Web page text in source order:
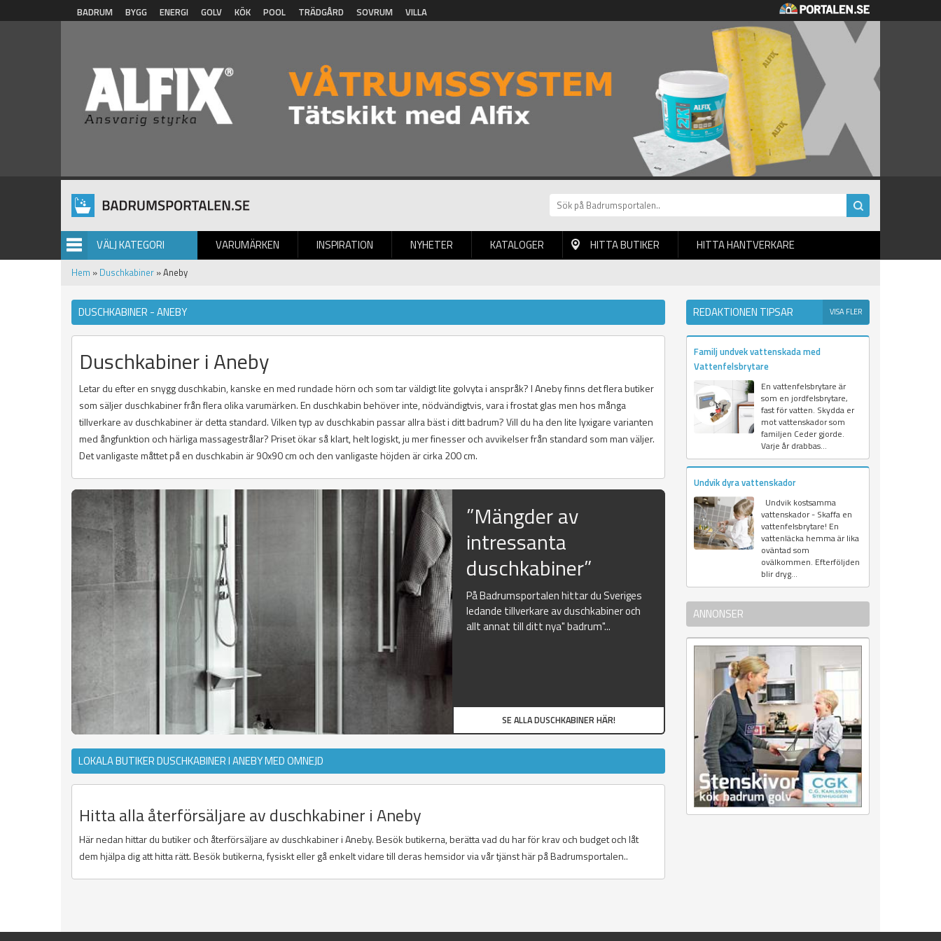
Hoppa till huvudinnehåll
BADRUM BYGG ENERGI GOLV KÖK POOL TRÄDGÅRD SOVRUM VILLA
VÄLJ KATEGORI VARUMÄRKEN INSPIRATION NYHETER
BILDGALLERI KATALOGER HITTA BUTIKER HITTA HANTVERKARE
Hem » Duschkabiner » Aneby
DUSCHKABINER - ANEBY
Duschkabiner i Aneby
Letar du efter en snygg duschkabin, kanske en med rundade hörn och som tar väldigt lite golvyta i anspråk? I Aneby finns det flera butiker
som säljer duschkabiner från flera olika varumärken. En duschkabin behöver inte, nödvändigtvis, vara i frostat glas men hos många
tillverkare av duschkabiner är detta standard. Vilken typ av duschkabin passar allra bäst i ditt badrum? Vill du ha den lite lyxigare varianten
med ångfunktion och härliga massagestrålar? Priset ökar så klart, helt logiskt, ju mer finesser och avvikelser från standard som man väljer.
Det vanligaste måttet på en duschkabin är 90x90 cm och den vanligaste höjden är cirka 200 cm.
”Mängder av
intressanta
duschkabiner”
På Badrumsportalen hittar du Sveriges
ledande tillverkare av duschkabiner och
allt annat till ditt nya" badrum"...
SE ALLA DUSCHKABINER HÄR!
LOKALA BUTIKER DUSCHKABINER I ANEBY MED OMNEJD
Hitta alla återförsäljare av duschkabiner i Aneby
Här nedan hittar du butiker och återförsäljare av duschkabiner i Aneby. Besök butikerna, berätta vad du har för krav och budget och låt
dem hjälpa dig att hitta rätt. Besök butikerna, fysiskt eller gå enkelt vidare till deras hemsidor via vår tjänst här på Badrumsportalen..
REDAKTIONEN TIPSAR VISA FLER
Familj undvek vattenskada med
Vattenfelsbrytare
En vattenfelsbrytare är
som en jordfelsbrytare,
fast för vatten. Skydda er
mot vattenskador som
familjen Ceder gjorde.
Varje år drabbas...
Undvik dyra vattenskador
Undvik kostsamma
vattenskador - Skaffa en
vattenfelsbrytare! En
vattenläcka hemma är lika
oväntad som
ovälkommen. Efterföljden
blir dryg...
ANNONSER